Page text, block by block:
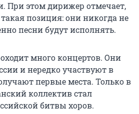
При этом дирижер отмечает,
позиция: они никогда не
песни будут исполнять.
много концертов. Они
и нередко участвуют в
первые места. Только в
коллектив стал
битвы хоров.